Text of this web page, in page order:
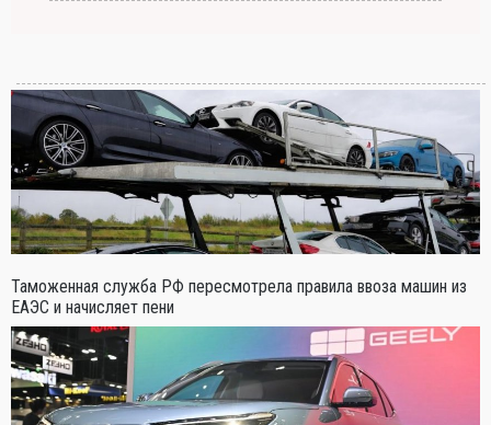
Таможенная служба РФ пересмотрела правила ввоза машин из
ЕАЭС и начисляет пени